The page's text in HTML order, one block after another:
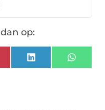
op:
LinkedIn